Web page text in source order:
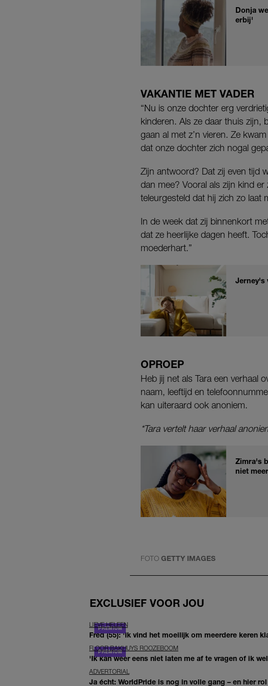
Donja
erbij'
VAKANTIE MET VADER
“Nu is onze dochter erg
kinderen. Als ze daar thuis zijn,
gaan al met z’n vieren. Ze
dat onze dochter zich nogal
Zijn antwoord? Dat zij even tijd
dan mee? Vooral als zijn kind
teleurgesteld dat hij zich zo laat
In de week dat zij binnenkort
dat ze heerlijke dagen heeft.
moederhart.”
Jerney's
OPROEP
Heb jij net als Tara een verhaal
naam, leeftijd en
kan uiteraard ook anoniem.
*Tara vertelt haar verhaal
Zimra's
niet
FOTO GETTY IMAGES
EXCLUSIEF VOOR JOU
LIEVE HELEEN
Fred (55): 'Ik vind het moeilijk om meerdere keren
FLOOR BAKHUYS ROOZEBOOM
'Ik kan weer eens niet laten me af te vragen of ik
ADVERTORIAL
Ja écht: WorldPride is nog in volle gang – en hier